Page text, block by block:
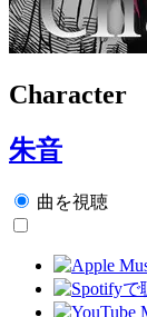
Character
朱音
曲を視聴